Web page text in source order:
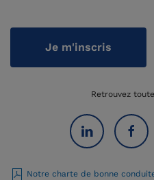
Je m'inscris
Retrouvez
Notre charte de bonne